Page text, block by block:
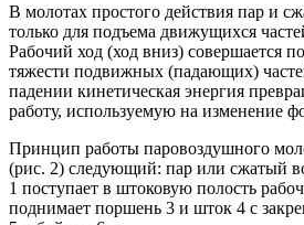
В молотах простого действия пар и
только для подъема движущихся
Рабочий ход (ход вниз) совершается
тяжести подвижных (падающих)
падении кинетическая энергия
работу, используемую на изменение
Принцип работы паровоздушного
(рис. 2) следующий: пар или сжатый
1 поступает в штоковую полость
поднимает поршень 3 и шток 4 с